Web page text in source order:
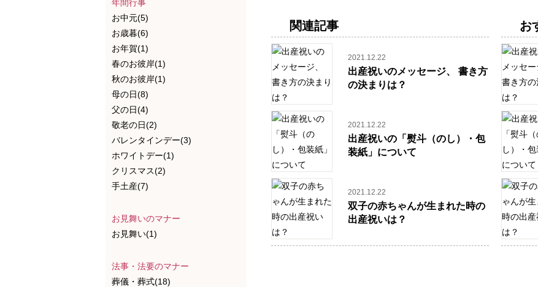
関連記事
2021.12.22
出産祝いのメッセージ、 書き方
の決まりは？
2021.12.22
出産祝いの「熨斗（のし）・包
装紙」について
2021.12.22
双子の赤ちゃんが生まれた時の
出産祝いは？
お
年間行事
お中元(5)
お歳暮(6)
お年賀(1)
春のお彼岸(1)
秋のお彼岸(1)
母の日(8)
父の日(4)
敬老の日(2)
バレンタインデー(3)
ホワイトデー(1)
クリスマス(2)
手土産(7)
お見舞いのマナー
お見舞い(1)
法事・法要のマナー
葬儀・葬式(18)